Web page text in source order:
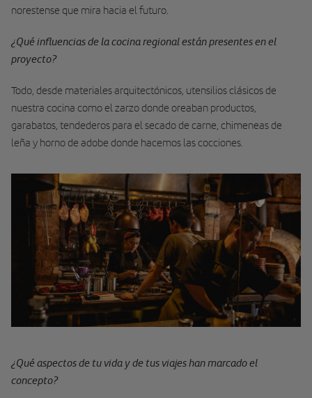
norestense que mira hacia el futuro.
¿Qué influencias de la cocina regional están presentes en el
proyecto?
Todo, desde materiales arquitectónicos, utensilios clásicos de
nuestra cocina como el zarzo donde oreaban productos,
garabatos, tendederos para el secado de carne, chimeneas de
leña y horno de adobe donde hacemos las cocciones.
¿Qué aspectos de tu vida y de tus viajes han marcado el
concepto?